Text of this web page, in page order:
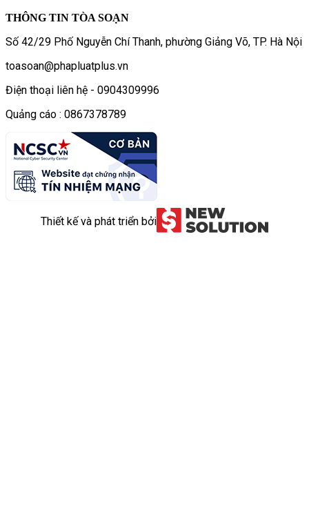
THÔNG TIN TÒA SOẠN
Số 42/29 Phố Nguyễn Chí Thanh, phường Giảng Võ, TP. Hà Nội
toasoan@phapluatplus.vn
Điện thoại liên hệ - 0904309996
Quảng cáo : 0867378789
Thiết kế và phát triển bởi